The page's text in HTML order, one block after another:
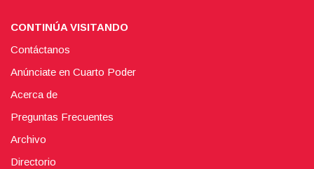
CONTINÚA VISITANDO
Contáctanos
Anúnciate en Cuarto Poder
Acerca de
Preguntas Frecuentes
Archivo
Directorio